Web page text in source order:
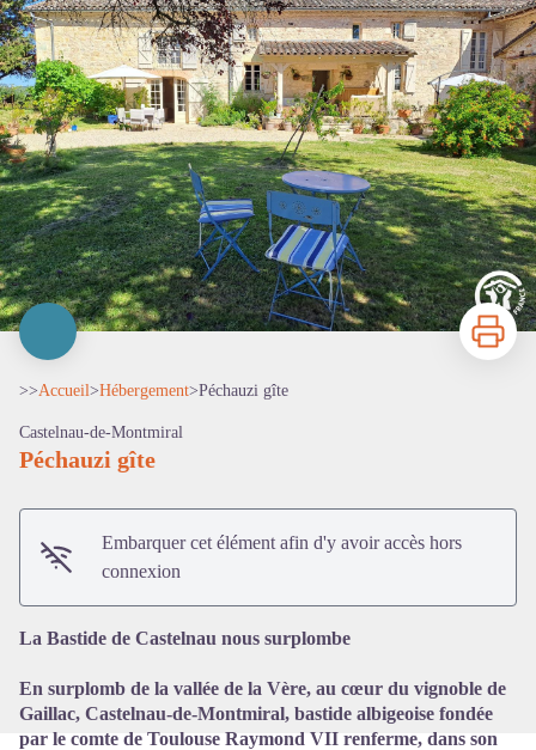
Voir l'image en plein écran
Imprimer
>>Accueil>Hébergement>Péchauzi gîte
Castelnau-de-Montmiral
Péchauzi gîte
Embarquer cet élément afin d'y avoir accès hors
connexion
La Bastide de Castelnau nous surplombe
En surplomb de la vallée de la Vère, au cœur du vignoble de
Gaillac, Castelnau-de-Montmiral, bastide albigeoise fondée
par le comte de Toulouse Raymond VII renferme, dans son